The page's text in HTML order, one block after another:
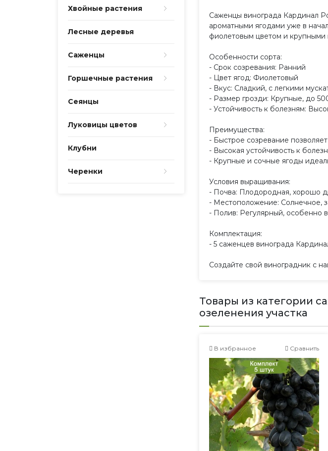
Хвойные растения
Лесные деревья
Саженцы
Горшечные растения
Сеянцы
Луковицы цветов
Клубни
Черенки
Саженцы винограда Кардинал
ароматными ягодами уже в
фиолетовым цветом и крупными
Особенности сорта:
- Срок созревания: Ранний
- Цвет ягод: Фиолетовый
- Вкус: Сладкий, с легкими
- Размер грозди: Крупные, до
- Устойчивость к болезням:
Преимущества:
- Быстрое созревание
- Высокая устойчивость к
- Крупные и сочные ягоды
Условия выращивания:
- Почва: Плодородная, хорошо
- Местоположение: Солнечное,
- Полив: Регулярный, особенно
Комплектация:
- 5 саженцев винограда
Создайте свой виноградник с
Товары из категории
озеленения участка
В избранное Сравнить